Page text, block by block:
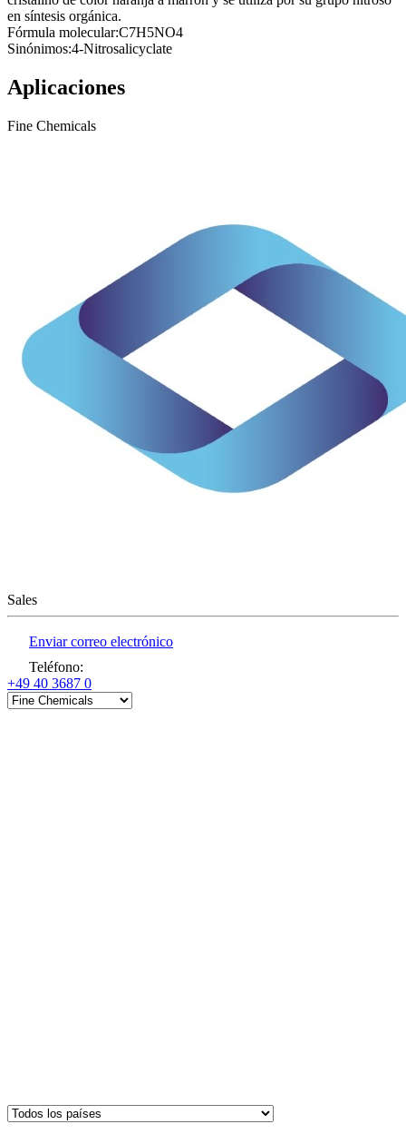
en síntesis orgánica.
Fórmula molecular:C7H5NO4
Sinónimos:4-Nitrosalicyclate
Aplicaciones
Fine Chemicals
Sales
Enviar correo electrónico
Teléfono:
+49 40 3687 0